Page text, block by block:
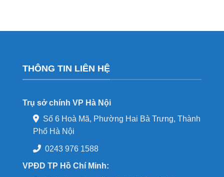
THÔNG TIN LIÊN HỆ
Trụ sở chính VP Hà Nội
Số 6 Hoà Mã, Phường Hai Bà Trưng, Thành
Phố Hà Nội
0243 976 1588
VPĐD TP Hồ Chí Minh: